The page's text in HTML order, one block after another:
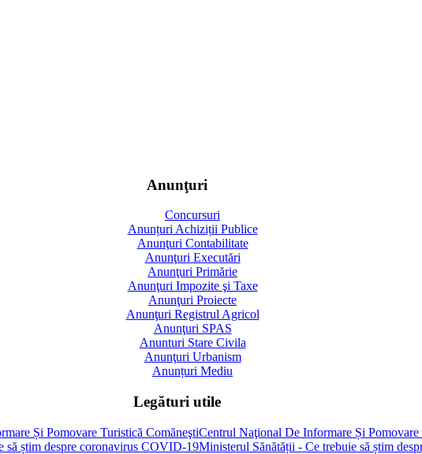
Anunţuri
Concursuri
Anunțuri Achiziții Publice
Anunţuri Contabilitate
Anunţuri Executări
Anunţuri Primărie
Anunţuri Impozite şi Taxe
Anunţuri Proiecte
Anunţuri Registrul Agricol
Anunţuri SPAS
Anunturi Stare Civila
Anunţuri Urbanism
Anunțuri Mediu
Legături utile
Centrul Naţional De Informare Și Pomovare
Ministerul Sănătății - Ce trebuie să știm